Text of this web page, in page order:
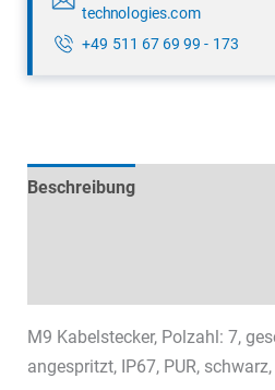
technologies.com
+49 511 67 69 99 - 173
Beschreibung
M9 Kabelstecker, Polzahl: 7,
angespritzt, IP67, PUR,